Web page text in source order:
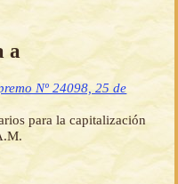
a
Nº 24098, 25 de
para la capitalización